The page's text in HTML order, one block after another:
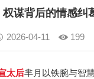
谋背后的情感纠
2026-04-11 199
太后芈月以铁腕与智